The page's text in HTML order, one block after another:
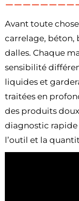
Avant toute
carrelage, béton,
dalles. Chaque
sensibilité
liquides et
traitées en
des produits
diagnostic
l’outil et la